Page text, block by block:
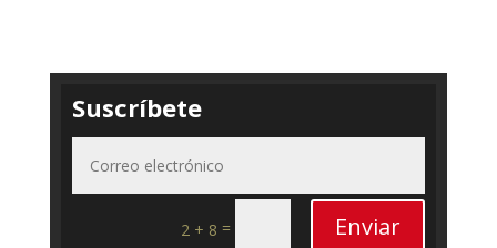
Suscríbete
2 + 8 = Enviar